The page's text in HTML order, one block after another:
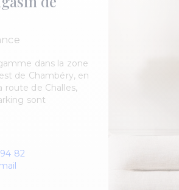
dans la zone
de Chambéry, en
route de Challes,
sont
82